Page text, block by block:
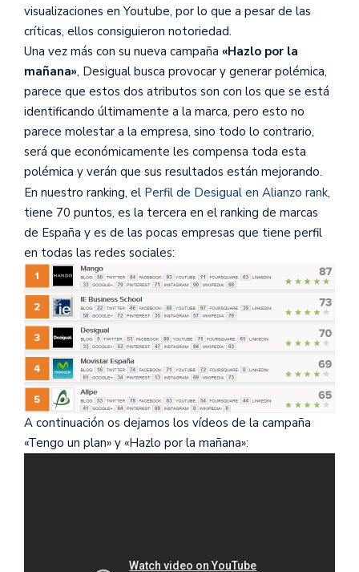
visualizaciones en Youtube, por lo que a pesar de las
críticas, ellos consiguieron notoriedad.
Una vez más con su nueva campaña «Hazlo por la
mañana», Desigual busca provocar y generar polémica,
parece que estos dos atributos son con los que se está
identificando últimamente a la marca, pero esto no
parece molestar a la empresa, sino todo lo contrario,
será que económicamente les compensa toda esta
polémica y verán que sus resultados están mejorando.
En nuestro ranking, el Perfil de Desigual en Alianzo rank,
tiene 70 puntos, es la tercera en el ranking de marcas
de España y es de las pocas empresas que tiene perfil
en todas las redes sociales:
A continuación os dejamos los vídeos de la campaña
«Tengo un plan» y «Hazlo por la mañana»: